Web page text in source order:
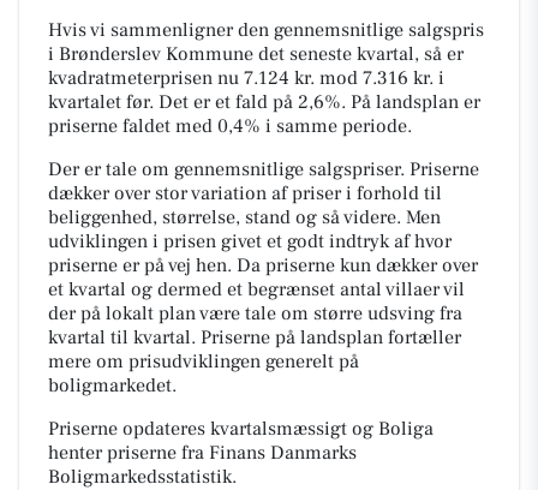
Hvis vi sammenligner den gennemsnitlige salgspris
i Brønderslev Kommune det seneste kvartal, så er
kvadratmeterprisen nu 7.124 kr. mod 7.316 kr. i
kvartalet før. Det er et fald på 2,6%. På landsplan er
priserne faldet med 0,4% i samme periode.
Der er tale om gennemsnitlige salgspriser. Priserne
dækker over stor variation af priser i forhold til
beliggenhed, størrelse, stand og så videre. Men
udviklingen i prisen givet et godt indtryk af hvor
priserne er på vej hen. Da priserne kun dækker over
et kvartal og dermed et begrænset antal villaer vil
der på lokalt plan være tale om større udsving fra
kvartal til kvartal. Priserne på landsplan fortæller
mere om prisudviklingen generelt på
boligmarkedet.
Priserne opdateres kvartalsmæssigt og Boliga
henter priserne fra Finans Danmarks
Boligmarkedsstatistik.